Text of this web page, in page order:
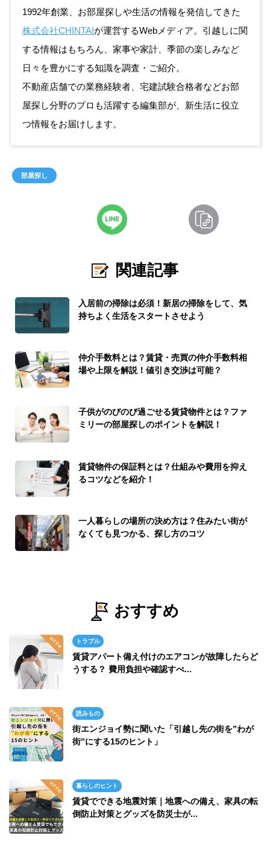
1992年創業、お部屋探しや生活の情報を発信してきた
株式会社CHINTAIが運営するWebメディア。引越しに関
する情報はもちろん、家事や家計、季節の楽しみなど
日々を豊かにする知識を調査・ご紹介。
不動産店舗での業務経験者、宅建試験合格者などお部
屋探し分野のプロも活躍する編集部が、新生活に役立
つ情報をお届けします。
部屋探し
関連記事
入居前の掃除は必須！新居の掃除をして、気
持ちよく生活をスタートさせよう
仲介手数料とは？賃貸・売買の仲介手数料相
場や上限を解説！値引き交渉は可能？
子供がのびのび過ごせる賃貸物件とは？ファ
ミリーの部屋探しのポイントを解説！
賃貸物件の保証料とは？仕組みや費用を抑え
るコツなどを紹介！
一人暮らしの場所の決め方は？住みたい街が
なくても見つかる、探し方のコツ
おすすめ
トラブル
賃貸アパート備え付けのエアコンが故障したらど
うする？ 費用負担や確認すべ...
読みもの
街エンジョイ勢に聞いた「引越し先の街を”わが
街”にする15のヒント」
暮らしのヒント
賃貸でできる地震対策｜地震への備え、家具の転
倒防止対策とグッズを防災士が...